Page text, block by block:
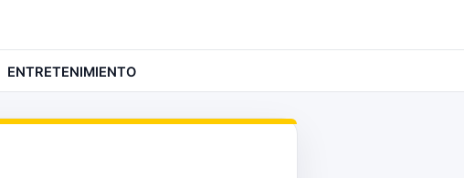
ENTRETENIMIENTO